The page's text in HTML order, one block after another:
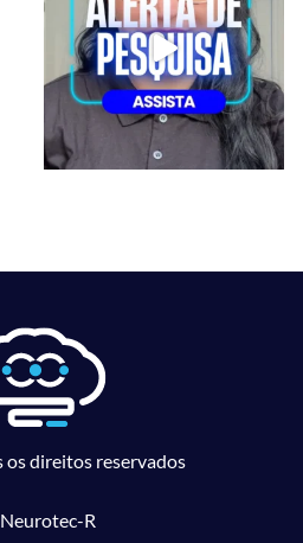
os direitos reservados
R